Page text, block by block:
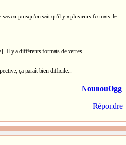
puisqu'on sait qu'il y a plusieurs formats de
Il y a différents formats de verres
ça paraît bien difficile...
NounouOgg
Répondre